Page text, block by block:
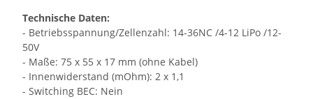
Technische Daten:
- Betriebsspannung/Zellenzahl: 14-36NC /4-12 LiPo /12-
50V
- Maße: 75 x 55 x 17 mm (ohne Kabel)
- Innenwiderstand (mOhm): 2 x 1,1
- Switching BEC: Nein